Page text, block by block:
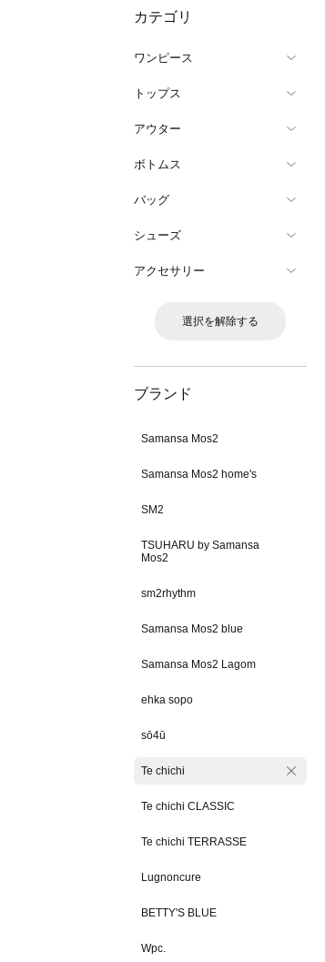
カテゴリ
ワンピース
トップス
アウター
ボトムス
バッグ
シューズ
アクセサリー
選択を解除する
ブランド
Samansa Mos2
Samansa Mos2 home's
SM2
TSUHARU by Samansa
Mos2
sm2rhythm
Samansa Mos2 blue
Samansa Mos2 Lagom
ehka sopo
sō4ū
Te chichi
Te chichi CLASSIC
Te chichi TERRASSE
Lugnoncure
BETTY'S BLUE
Wpc.